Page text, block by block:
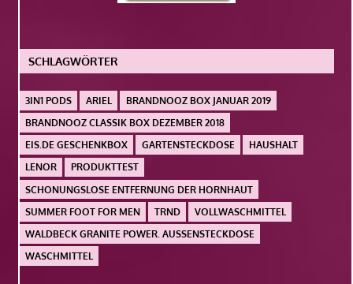
SCHLAGWÖRTER
3IN1 PODS ARIEL
BRANDNOOZ BOX JANUAR 2019
BRANDNOOZ CLASSIK BOX DEZEMBER 2018
EIS.DE GESCHENKBOX
GARTENSTECKDOSE
HAUSHALT
LENOR
PRODUKTTEST
SCHONUNGSLOSE ENTFERNUNG DER HORNHAUT
SUMMER FOOT FOR MEN
TRND
VOLLWASCHMITTEL
WALDBECK GRANITE POWER. AUSSENSTECKDOSE
WASCHMITTEL